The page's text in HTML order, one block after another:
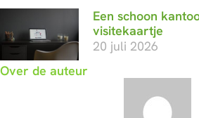
Een schoon
visitekaartje
20 juli 2026
Over de auteur